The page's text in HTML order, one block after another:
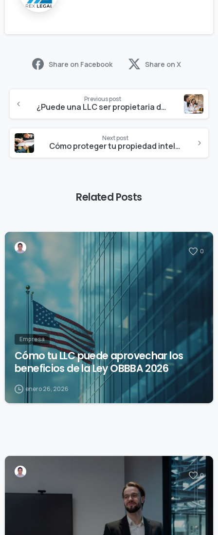
Share on Facebook Share on X
Previous post
¿Puede una LLC ser propietaria de otra LLC?
Next post
Cómo proteger tu propiedad intelectual al iniciar un negocio en EE. UU.
Related Posts
0
Empresa
Cómo tu LLC puede aprovechar los
beneficios de la Ley OBBBA 2026
enero 26, 2026
0